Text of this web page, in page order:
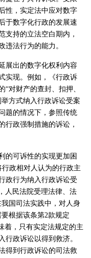
性，实定法中应对数字
于数字化行政的发展速
支持的立法空白期内，
违法行为的能力。
展出的数字化权利内容
实现。例如，《行政诉
“对财产的查封、扣押、
方式纳入行政诉讼受案
题的情况下，参照传统
行政强制措施的诉讼，
的可诉性的实现更加困
政相对人认为的行政主
政行为纳入行政诉讼受
人民法院受理法律、法
国司法实践中，对人身
根据该条第2款规定
着，只有实定法规定的主
行政诉讼以得到救济。
得到行政诉讼的司法救